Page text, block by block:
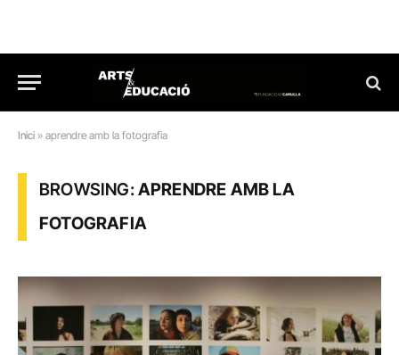
Inici » aprendre amb la fotografia
BROWSING:APRENDRE AMB LA
FOTOGRAFIA